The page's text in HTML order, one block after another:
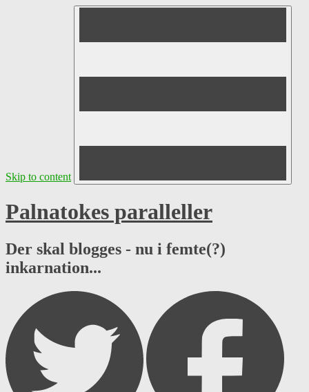
Skip to content
Palnatokes paralleller
Der skal blogges - nu i femte(?)
inkarnation...